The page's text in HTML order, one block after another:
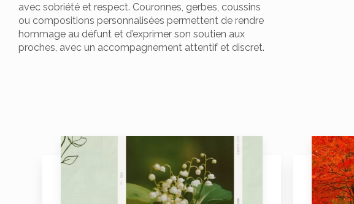
avec sobriété et respect. Couronnes, gerbes, coussins
ou compositions personnalisées permettent de rendre
hommage au défunt et d’exprimer son soutien aux
proches, avec un accompagnement attentif et discret.